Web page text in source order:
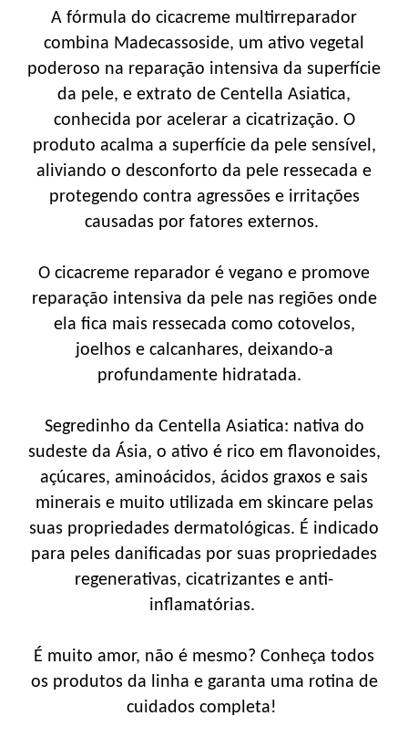
A fórmula do cicacreme multirreparador
combina Madecassoside, um ativo vegetal
poderoso na reparação intensiva da superfície
da pele, e extrato de Centella Asiatica,
conhecida por acelerar a cicatrização. O
produto acalma a superfície da pele sensível,
aliviando o desconforto da pele ressecada e
protegendo contra agressões e irritações
causadas por fatores externos.
O cicacreme reparador é vegano e promove
reparação intensiva da pele nas regiões onde
ela fica mais ressecada como cotovelos,
joelhos e calcanhares, deixando-a
profundamente hidratada.
Segredinho da Centella Asiatica: nativa do
sudeste da Ásia, o ativo é rico em flavonoides,
açúcares, aminoácidos, ácidos graxos e sais
minerais e muito utilizada em skincare pelas
suas propriedades dermatológicas. É indicado
para peles danificadas por suas propriedades
regenerativas, cicatrizantes e anti-
inflamatórias.
É muito amor, não é mesmo? Conheça todos
os produtos da linha e garanta uma rotina de
cuidados completa!